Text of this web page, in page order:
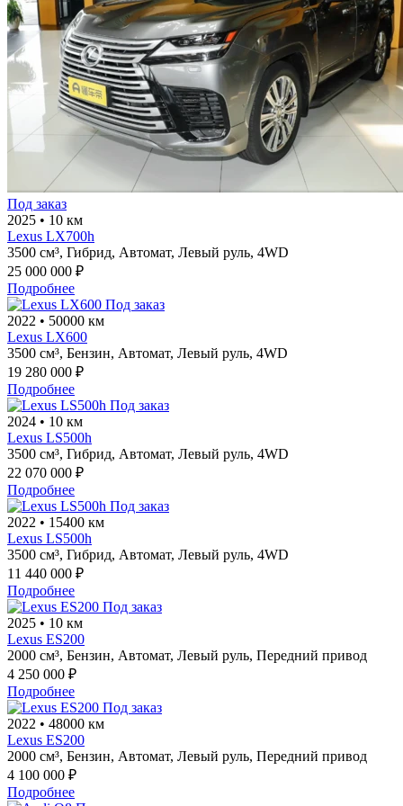
Под заказ
2025 • 10 км
Lexus LX700h
3500 см³, Гибрид, Автомат, Левый руль, 4WD
25 000 000 ₽
Подробнее
Под заказ
2022 • 50000 км
Lexus LX600
3500 см³, Бензин, Автомат, Левый руль, 4WD
19 280 000 ₽
Подробнее
Под заказ
2024 • 10 км
Lexus LS500h
3500 см³, Гибрид, Автомат, Левый руль, 4WD
22 070 000 ₽
Подробнее
Под заказ
2022 • 15400 км
Lexus LS500h
3500 см³, Гибрид, Автомат, Левый руль, 4WD
11 440 000 ₽
Подробнее
Под заказ
2025 • 10 км
Lexus ES200
2000 см³, Бензин, Автомат, Левый руль, Передний привод
4 250 000 ₽
Подробнее
Под заказ
2022 • 48000 км
Lexus ES200
2000 см³, Бензин, Автомат, Левый руль, Передний привод
4 100 000 ₽
Подробнее